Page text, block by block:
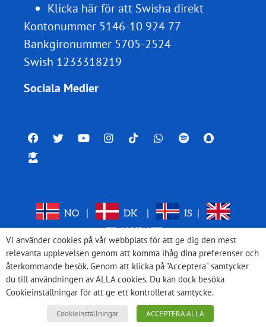
Klicka här för att Swisha direkt
Kontonummer 5146-10 924 77
Bankgironummer 5705-2524
Swish 1233318219
Sociala Medier
NO DK IS
TRANSLATE
© 2026 Med Israel för fred
Vi använder cookies på vår webbplats för att ge dig den mest
relevanta upplevelsen genom att komma ihåg dina preferenser och
återkommande besök. Genom att klicka på "Acceptera" samtycker
du till användningen av ALLA cookies. Du kan dock besöka
Cookieinställningar för att ge ett kontrollerat samtycke.
Cookieinställningar ACCEPTERA ALLA